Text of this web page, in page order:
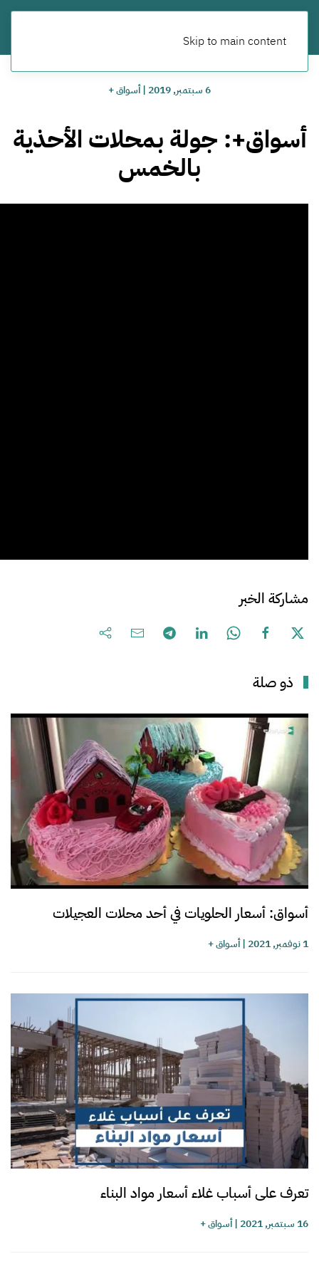
Skip to main content
6 سبتمبر, 2019 |أسواق +
أسواق+: جولة بمحلات الأحذية
بالخمس
مشاركة الخبر
ذو صلة
أسواق: أسعار الحلويات في أحد محلات العجيلات
1 نوفمبر, 2021 |أسواق +
تعرف على أسباب غلاء أسعار مواد البناء
16 سبتمبر, 2021 |أسواق +